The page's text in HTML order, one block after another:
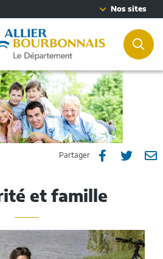
conforme
Nos sites
Partager Partager
Facebook
 
et famille